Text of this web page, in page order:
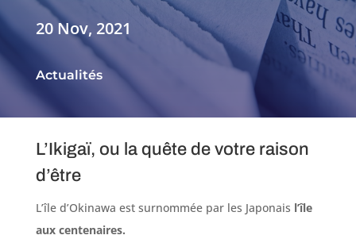
20 Nov, 2021
Actualités
L’Ikigaï, ou la quête de votre raison
d’être
L’île d’Okinawa est surnommée par les Japonais l’île
aux centenaires.